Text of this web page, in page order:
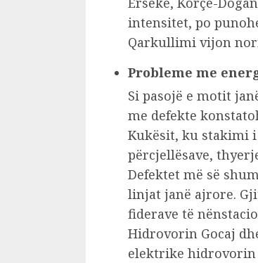
intensitet, po
Qarkullimi vijon
Probleme me
Si pasojë e motit
me defekte
Kukësit, ku stakimi
përcjellësave,
Defektet më së
linjat janë ajrore.
fiderave të
Hidrovorin Gocaj
elektrike hidrovorin